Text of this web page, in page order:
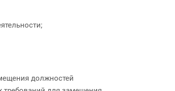
должностей